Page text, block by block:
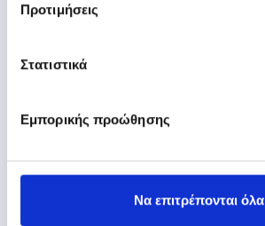
Προτιμήσεις
Στατιστικά
Εμπορικής προώθησης
Να επιτρέπονται όλα